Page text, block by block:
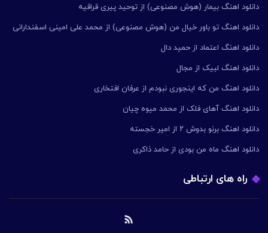
دانلود اهنگ بیمار (هوش مصنوعی) از توحید پیری قراقیه
دانلود اهنگ تو باور خیال من (هوش مصنوعی) از محمد علی امینی اسفندارانی
دانلود اهنگ اعتماد از حمید دال
دانلود اهنگ لبیک از مجال
دانلود اهنگ من که اینجوری نبودم از عرفان افتخاری
دانلود اهنگ آهای فلک از محمد میوه چیان
دانلود اهنگ برنو بدوش ۲ از امیر خجسته
دانلود اهنگ ماه من بودی از حامد ذاکری
راه های ارتباطی